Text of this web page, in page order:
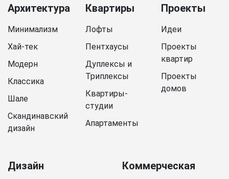
Архитектура
Минимализм
Хай-тек
Модерн
Классика
Шале
Скандинавский
дизайн
Квартиры
Лофты
Пентхаусы
Дуплексы и
Триплексы
Квартиры-
студии
Апартаменты
Проекты
Идеи
Проекты
квартир
Проекты
домов
Дизайн Коммерческая